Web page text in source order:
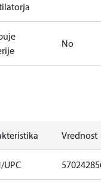
No
Vrednost
UPC